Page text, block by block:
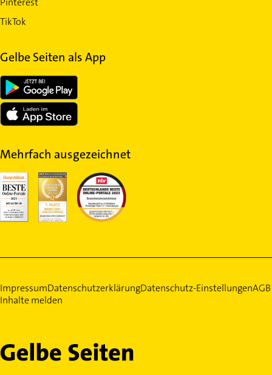
TikTok
Gelbe Seiten als App
Mehrfach ausgezeichnet
ImpressumDatenschutzerklärungDatenschutz-EinstellungenAGB
Inhalte melden